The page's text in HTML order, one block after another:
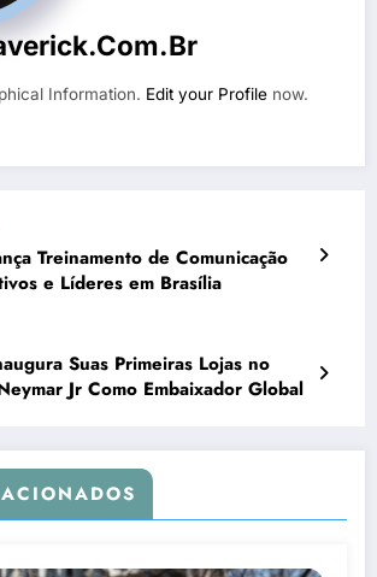
Information. Edit your Profile now.
Treinamento de Comunicação
e Líderes em Brasília
Suas Primeiras Lojas no
Jr Como Embaixador Global